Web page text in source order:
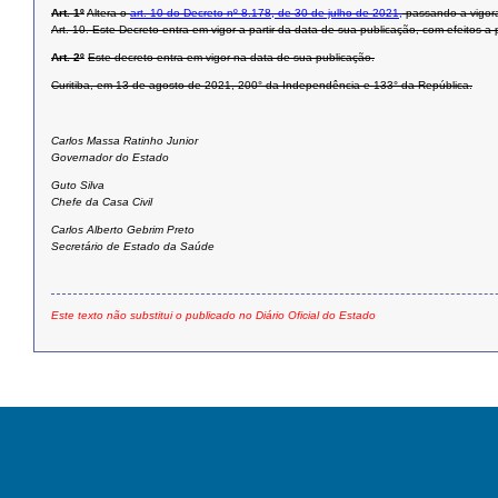
Art. 1ºAltera oart. 10 do Decreto nº 8.178, de 30 de julho de 2021,passando a
Art. 10. Este Decreto entra em vigor a partir da data de sua publicação, com efeitos
Art. 2º Este decreto entra em vigor na data de sua publicação.
Curitiba, em 13 de agosto de 2021, 200° da Independência e 133° da República.
Carlos Massa Ratinho Junior
Governador do Estado
Guto Silva
Chefe da Casa Civil
Carlos Alberto Gebrim Preto
Secretário de Estado da Saúde
Este texto não substitui o publicado no Diário Oficial do Estado